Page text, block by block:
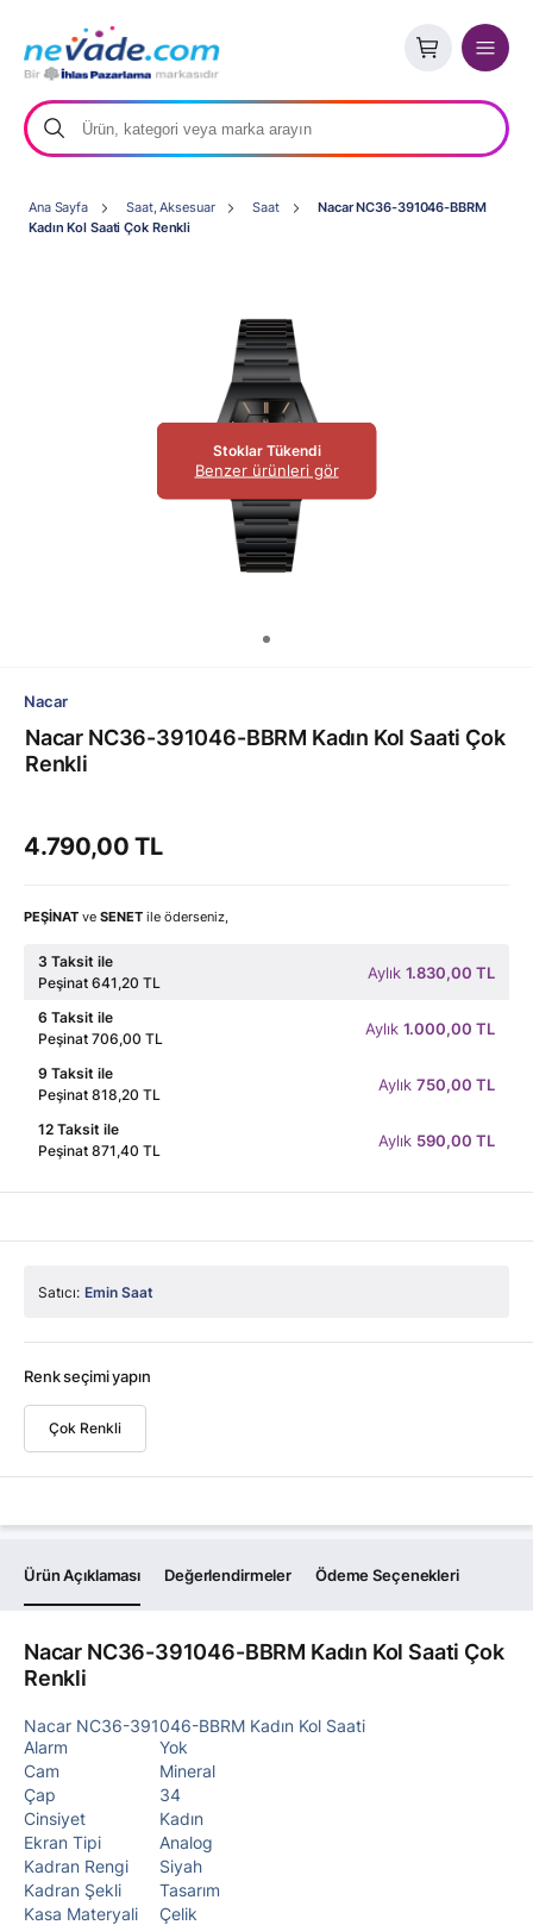
Ana Sayfa Saat, Aksesuar Saat
Nacar NC36-391046-BBRM
Kadın Kol Saati Çok Renkli
Stoklar Tükendi
Benzer ürünleri gör
Nacar
Nacar NC36-391046-BBRM Kadın Kol Saati Çok
Renkli
4.790,00 TL
PEŞİNAT ve SENET ile öderseniz,
3 Taksit ile
Peşinat 641,20 TL
Aylık 1.830,00 TL
6 Taksit ile
Peşinat 706,00 TL
Aylık 1.000,00 TL
9 Taksit ile
Peşinat 818,20 TL
Aylık 750,00 TL
12 Taksit ile
Peşinat 871,40 TL
Aylık 590,00 TL
Satıcı: Emin Saat
Renk seçimi yapın
Çok Renkli
Ürün Açıklaması Değerlendirmeler Ödeme Seçenekleri
Nacar NC36-391046-BBRM Kadın Kol Saati Çok
Renkli
Nacar NC36-391046-BBRM Kadın Kol Saati
Alarm
Yok
Cam
Mineral
Çap
34
Cinsiyet
Kadın
Ekran Tipi
Analog
Kadran Rengi
Siyah
Kadran Şekli
Tasarım
Kasa Materyali
Çelik